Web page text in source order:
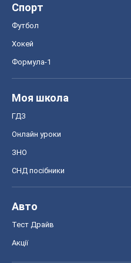
Спорт
Футбол
Хокей
Формула-1
Моя школа
ГДЗ
Онлайн уроки
ЗНО
СНД посібники
Авто
Тест Драйв
Акції